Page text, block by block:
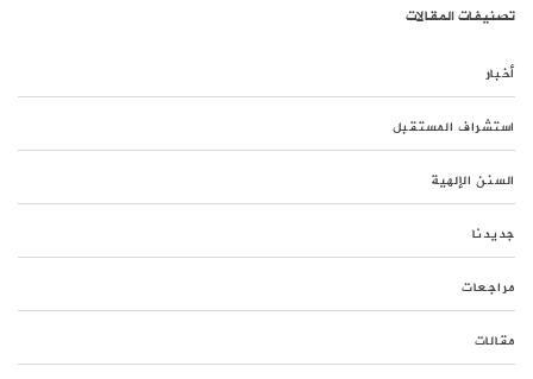
تصنيفات المقالات
أخبار
استشراف المستقبل
السنن الإلهية
جديدنا
مراجعات
مقالات